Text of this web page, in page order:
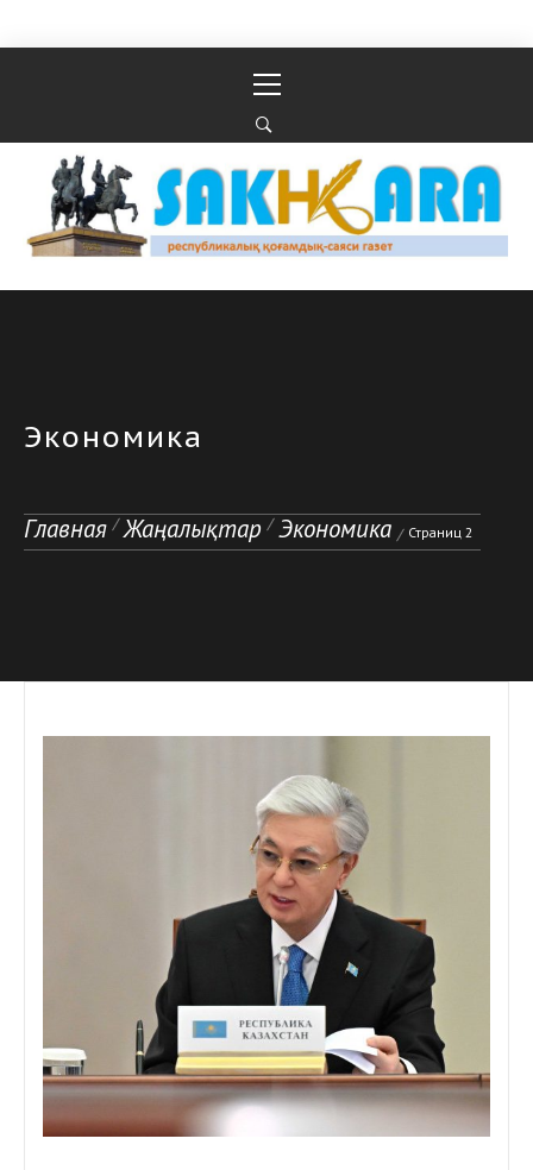
Перейти к содержимому
меню
Республикалық қоғамдық-саяси газеті
Экономика
Главная Жаңалықтар Экономика Страниц 2